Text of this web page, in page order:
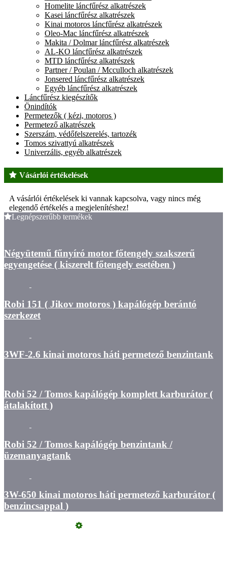
Homelite láncfűrész alkatrészek
Kasei láncfűrész alkatrészek
Kinai motoros láncfűrész alkatrészek
Oleo-Mac láncfűrész alkatrészek
Makita / Dolmar láncfűrész alkatrészek
AL-KO láncfűrész alkatrészek
MTD láncfűrész alkatrészek
Partner / Poulan / Mcculloch alkatrészek
Jonsered láncfűrész alkatrészek
Egyéb láncfűrész alkatrészek
Láncfűrész kiegészítők
Önindítók
Permetezők ( kézi, motoros )
Permetező alkatrészek
Szerszám, védőfelszerelés, tartozék
Tomos szivattyú alkatrészek
Univerzális, egyéb alkatrészek
Vásárlói értékelések
A vásárlói értékelések ki vannak kapcsolva, vagy nincs még
elegendő értékelés a megjelenítéshez!
Legnépszerűbb termékek
Négyütemű fűnyíró motor főtengely szakszerű
egyengetése ( kiszerelt főtengely esetében )
Robi 151 ( Jikov motoros ) kapálógép berántó
szerkezet
3WF-2.6 kinai motoros háti permetező benzintank
Robi 52 / Tomos kapálógép komplett karburátor (
átalakított )
Robi 52 / Tomos kapálógép benzintank /
üzemanyagtank
3W-650 kinai motoros háti permetező karburátor (
benzincsappal )